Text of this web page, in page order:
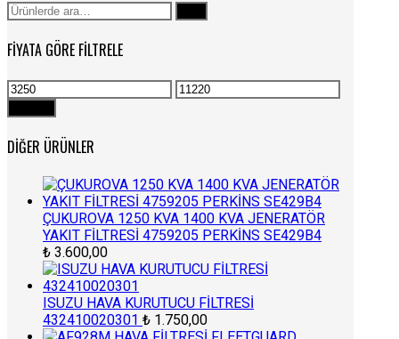
Ara:
FIYATA GÖRE FILTRELE
En
düşük
fiyat
En
yüksek
DIĞER ÜRÜNLER
ÇUKUROVA 1250 KVA 1400 KVA JENERATÖR
YAKIT FİLTRESİ 4759205 PERKİNS SE429B4
₺ 3.600,00
ISUZU HAVA KURUTUCU FİLTRESİ
432410020301 ₺ 1.750,00